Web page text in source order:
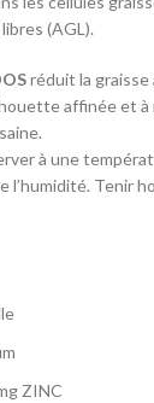
(AGL).
réduit la graisse
affinée et à
à une
l’humidité. Tenir
ZINC